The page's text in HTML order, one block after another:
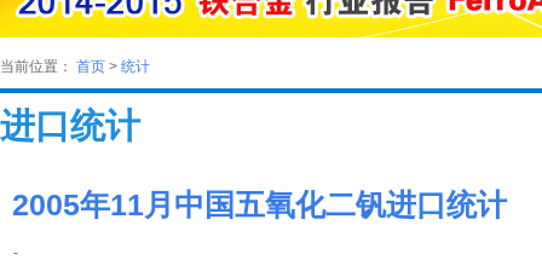
当前位置： 首页 > 统计
进口统计
2005年11月中国五氧化二钒进口统计
-